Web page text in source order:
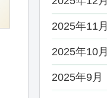
2025年11月
2025年10月
2025年9月